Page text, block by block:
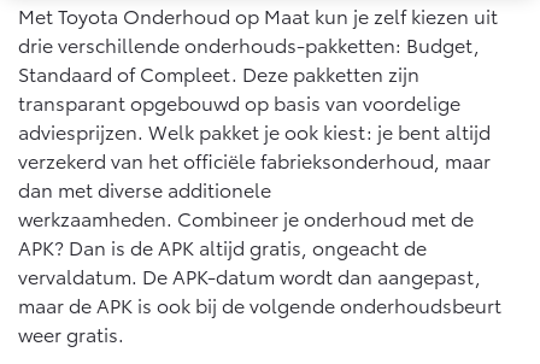
Toyota C-HR+
BATTERIJ-ELEKTRISCH
Vanaf € 37.995,-
RAV4
PLUG-IN HYBRIDE
Vanaf € 49.995,-
bZ4X
BATTERIJ-ELEKTRISCH
Connected
Connected Services
MyToyota login
MyToyota App
Abonnementen
Multimedia
Connected check
Navigatie updates
Met Toyota Onderhoud op Maat kun je zelf kiezen uit
drie verschillende onderhouds-pakketten: Budget,
Standaard of Compleet. Deze pakketten zijn
transparant opgebouwd op basis van voordelige
adviesprijzen. Welk pakket je ook kiest: je bent altijd
verzekerd van het officiële fabrieksonderhoud, maar
dan met diverse additionele
werkzaamheden. Combineer je onderhoud met de
APK? Dan is de APK altijd gratis, ongeacht de
vervaldatum. De APK-datum wordt dan aangepast,
maar de APK is ook bij de volgende onderhoudsbeurt
weer gratis.